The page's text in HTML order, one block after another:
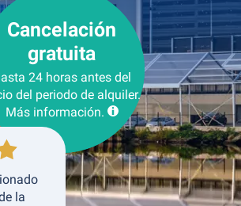
Cancelación
gratuita
24 horas antes del
del periodo de alquiler.
Más información.
la